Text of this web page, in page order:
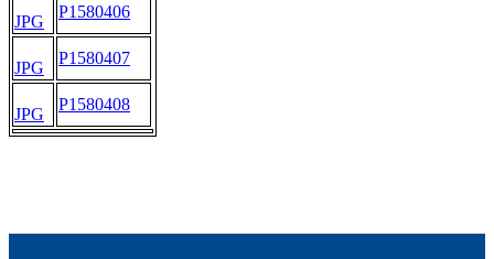
JPG
P1580406
JPG
P1580407
JPG
P1580408